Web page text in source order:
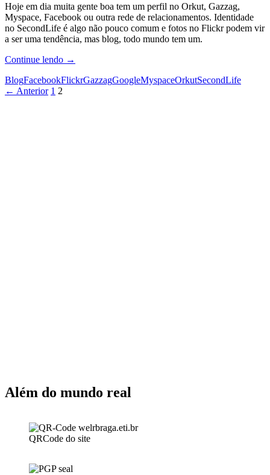
Hoje em dia muita gente boa tem um perfil no Orkut, Gazzag,
Myspace, Facebook ou outra rede de relacionamentos. Identidade
no SecondLife é algo não pouco comum e fotos no Flickr podem vir
a ser uma tendência, mas blog, todo mundo tem um.
Continue lendo Todo
tem
→
BlogFacebookFlickrGazzagGoogleMyspaceOrkutSecondLife
Navegação
← Anterior 1 2
Além do mundo real
QRCode do site